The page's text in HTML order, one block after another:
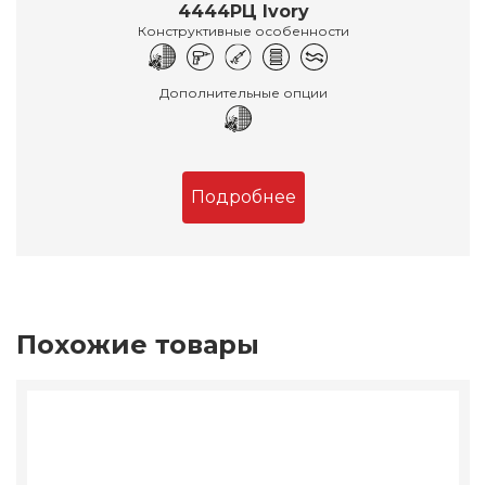
4444РЦ Ivory
Конструктивные особенности
Дополнительные опции
Подробнее
Похожие товары